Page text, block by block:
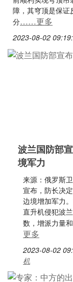
障，其穹顶是保证
分……更多
2023-08-02
波兰国防部
境军力
来源：俄罗斯
宣布，防长决
边境增加军力
直升机侵犯波
数，增派力量
更多
2023-08-02
机